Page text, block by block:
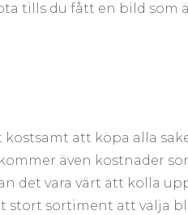
tills du fått en bild som
att köpa alla
även kostnader
det vara värt att kolla
stort sortiment att välja